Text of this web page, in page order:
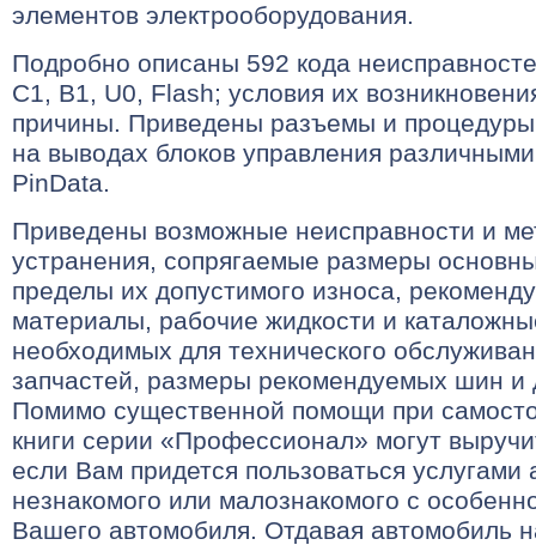
элементов электрооборудования.
Подробно описаны 592 кода
С1, В1, U0, Flash; условия их
причины. Приведены разъемы и процедуры
на выводах блоков управления
PinData.
Приведены возможные неисправности и
устранения, сопрягаемые размеры
пределы их допустимого износа,
материалы, рабочие жидкости и
необходимых для технического
запчастей, размеры рекомендуемых шин и
Помимо существенной помощи при
книги серии «Профессионал» могут
если Вам придется пользоваться услугами
незнакомого или малознакомого с
Вашего автомобиля. Отдавая автомобиль